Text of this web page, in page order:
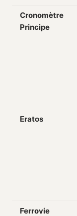
Cronomètre
Principe
Eratos
Ferrovie